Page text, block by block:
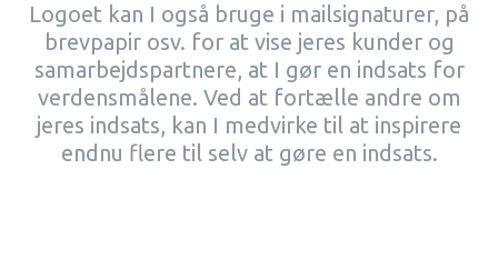
Logoet kan I også bruge i mailsignaturer, på
brevpapir osv. for at vise jeres kunder og
samarbejdspartnere, at I gør en indsats for
verdensmålene. Ved at fortælle andre om
jeres indsats, kan I medvirke til at inspirere
endnu flere til selv at gøre en indsats.